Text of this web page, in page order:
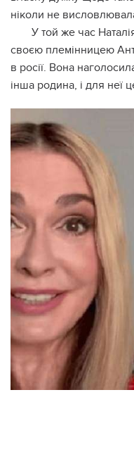
ніколи не
У той же час
своєю племінницею
в росії. Вона
інша родина, і для неї